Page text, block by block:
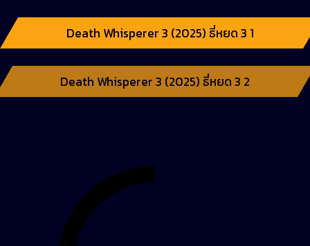
Death Whisperer 3 (2025) ธี่หยด 3 1
Death Whisperer 3 (2025) ธี่หยด 3 2